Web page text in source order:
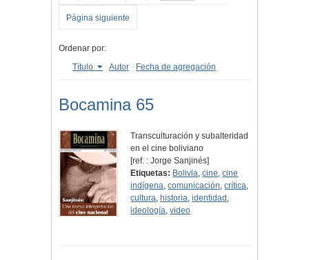
Página siguiente
Ordenar por:
Título
Autor Fecha de agregación
Bocamina 65
Transculturación y subalteridad
en el cine boliviano
[ref. : Jorge Sanjinés]
Etiquetas: Bolivia,cine,cine
indígena,comunicación,crítica,
cultura, historia,identidad ,
ideología,video